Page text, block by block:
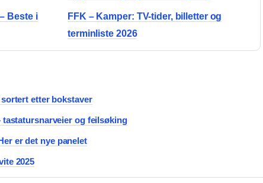
Beste i
FFK – Kamper: TV-tider, billetter og
terminliste 2026
etter bokstaver
og feilsøking
er det nye panelet
2025